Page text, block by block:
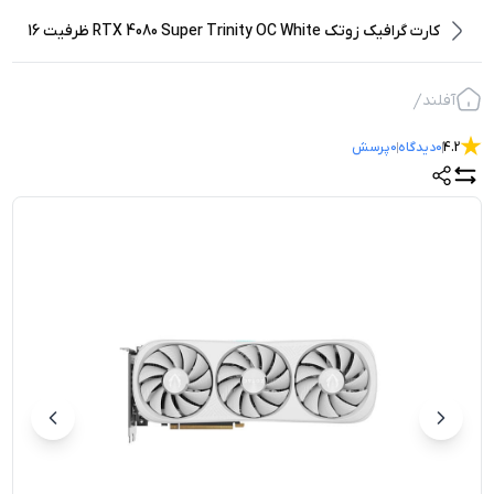
کارت گرافیک زوتک RTX 4080 Super Trinity OC White ظرفیت 16
آفلند
4.2
0دیدگاه0پرسش